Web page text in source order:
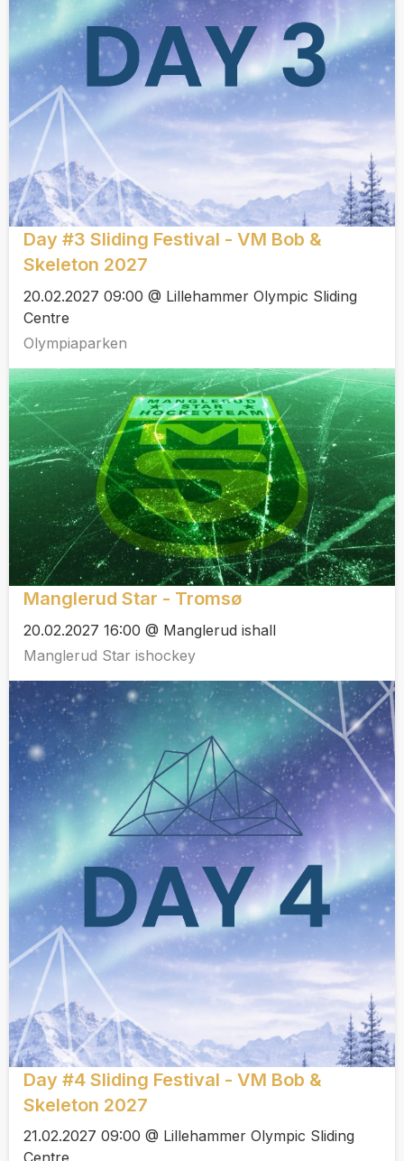
Day #3 Sliding Festival - VM Bob &
Skeleton 2027
20.02.2027 09:00 @ Lillehammer Olympic Sliding
Centre
Olympiaparken
Manglerud Star - Tromsø
20.02.2027 16:00 @ Manglerud ishall
Manglerud Star ishockey
Day #4 Sliding Festival - VM Bob &
Skeleton 2027
21.02.2027 09:00 @ Lillehammer Olympic Sliding